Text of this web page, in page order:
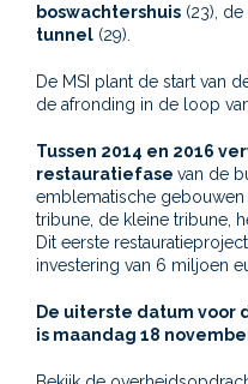
boswachtershuis (23), de
tunnel (29).
De MSI plant de start van
de afronding in de loop van
Tussen 2014 en 2016
restauratiefase van de
emblematische
tribune, de kleine tribune,
Dit eerste
investering van 6 miljoen
De uiterste datum voor
is maandag 18